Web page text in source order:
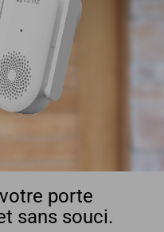
porte
sans souci.